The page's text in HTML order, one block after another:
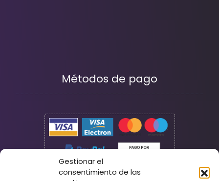
Gestionar el
consentimiento de las
Métodos de pago